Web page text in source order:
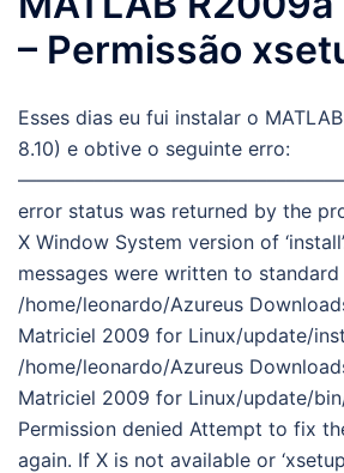
– Permissão
Esses dias eu fui instalar o
8.10) e obtive o seguinte erro:
error status was returned by the
X Window System version of
messages were written to
/home/leonardo/Azureus
Matriciel 2009 for Linux/update/
/home/leonardo/Azureus
Matriciel 2009 for Linux/update/
Permission denied Attempt to fix
again. If X is not available or